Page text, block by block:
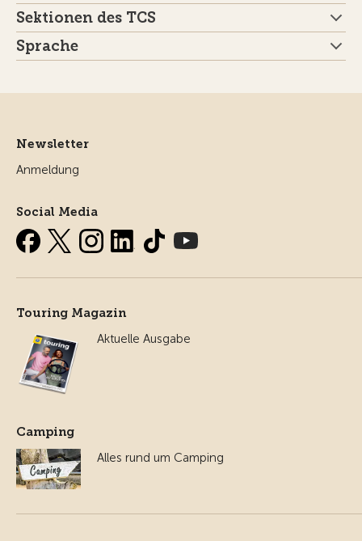
Sektionen des TCS
Sprache
Newsletter
Anmeldung
Social Media
Touring Magazin
Aktuelle Ausgabe
Camping
Alles rund um Camping